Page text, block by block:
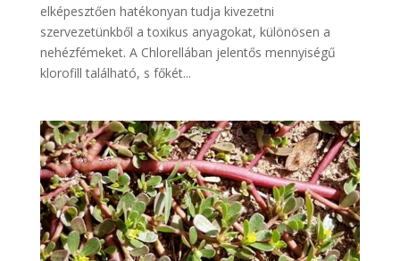
elképesztően hatékonyan tudja kivezetni
szervezetünkből a toxikus anyagokat, különösen a
nehézfémeket. A Chlorellában jelentős mennyiségű
klorofill található, s főkét...